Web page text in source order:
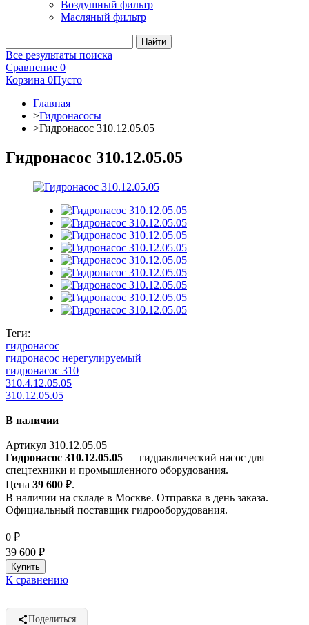
Воздушный фильтр
Масляный фильтр
Все результаты поиска
Сравнение 0
Корзина 0Пусто
Главная
>Гидронасосы
>Гидронасос 310.12.05.05
Гидронасос 310.12.05.05
Теги:
гидронасос
гидронасос нерегулируемый
гидронасос 310
310.4.12.05.05
310.12.05.05
В наличии
Артикул 310.12.05.05
Гидронасос 310.12.05.05 — гидравлический насос для
спецтехники и промышленного оборудования.
Цена 39 600 ₽.
В наличии на складе в Москве. Отправка в день заказа.
Официальный поставщик гидрооборудования.
0 ₽
39 600 ₽
К сравнению
Поделиться